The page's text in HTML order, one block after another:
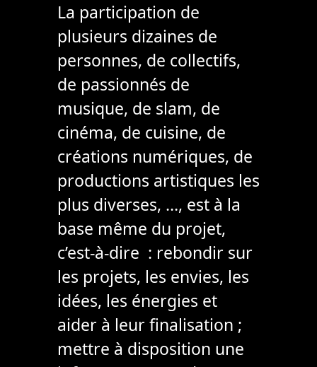
La participation de
plusieurs dizaines de
personnes, de collectifs,
de passionnés de
musique, de slam, de
cinéma, de cuisine, de
créations numériques, de
productions artistiques les
plus diverses, …, est à la
base même du projet,
c’est-à-dire : rebondir sur
les projets, les envies, les
idées, les énergies et
aider à leur finalisation ;
mettre à disposition une